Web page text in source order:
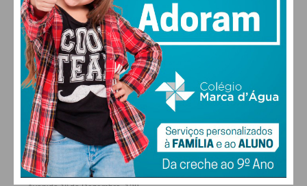
ALTERAR
FARMACIAS DE SERVIÇO EM PAÇOS DE
FERREIRA